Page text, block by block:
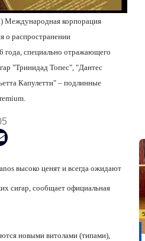
Международная корпорация
о распространении
года, специально отражающего
"Тринидад Топес", "Дантес
Капулетти" – подлинные
высоко ценят и всегда ожидают
сигар, сообщает официальная
новыми витолами (типами),